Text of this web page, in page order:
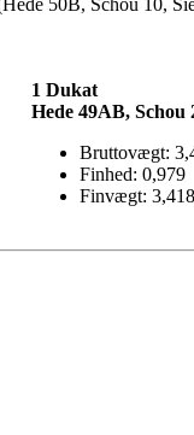
50B, Schou 10,
1 Dukat
Hede 49AB, Schou
Bruttovægt:
Finhed: 0,979
Finvægt: